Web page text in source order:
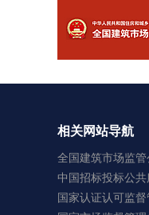
相关网站导航
全国建筑市场监
中国招标投标公共
国家认证认可监